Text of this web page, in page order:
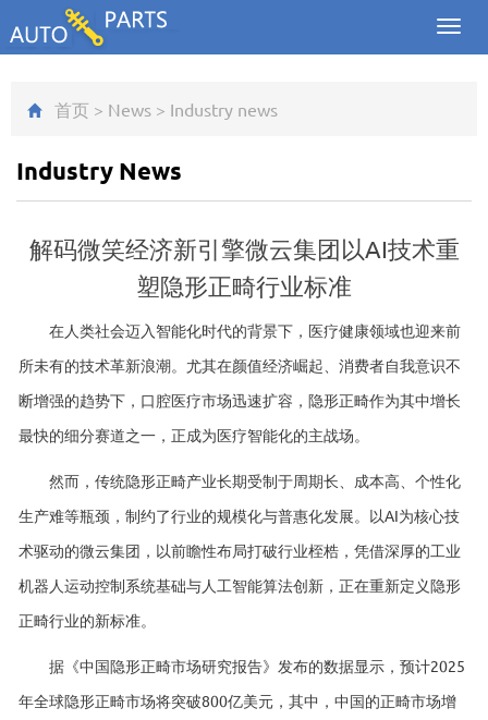
首页 > News > Industry news
Industry News
解码微笑经济新引擎微云集团以AI技术重
塑隐形正畸行业标准
在人类社会迈入智能化时代的背景下，医疗健康领域也迎来前
所未有的技术革新浪潮。尤其在颜值经济崛起、消费者自我意识不
断增强的趋势下，口腔医疗市场迅速扩容，隐形正畸作为其中增长
最快的细分赛道之一，正成为医疗智能化的主战场。
然而，传统隐形正畸产业长期受制于周期长、成本高、个性化
生产难等瓶颈，制约了行业的规模化与普惠化发展。以AI为核心技
术驱动的微云集团，以前瞻性布局打破行业桎梏，凭借深厚的工业
机器人运动控制系统基础与人工智能算法创新，正在重新定义隐形
正畸行业的新标准。
据《中国隐形正畸市场研究报告》发布的数据显示，预计2025
年全球隐形正畸市场将突破800亿美元，其中，中国的正畸市场增